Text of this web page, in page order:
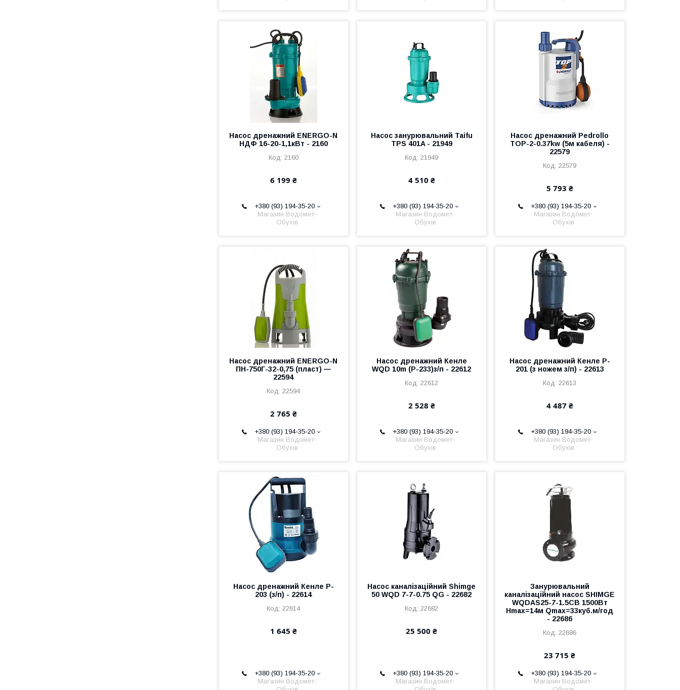
Насос дренажний ENERGO-N
НДФ 16-20-1,1кВт - 2160
2160
6 199 ₴
+380 (93) 194-35-20
Магазин Водомет-
Обухів
Насос занурювальний Taifu
TPS 401A - 21949
21949
4 510 ₴
+380 (93) 194-35-20
Магазин Водомет-
Обухів
Насос дренажний Pedrоllo
TOP-2-0.37kw (5м кабеля) -
22579
22579
5 793 ₴
+380 (93) 194-35-20
Магазин Водомет-
Обухів
Насос дренажний ENERGO-N
ПН-750Г-32-0,75 (пласт) —
22594
22594
2 765 ₴
+380 (93) 194-35-20
Магазин Водомет-
Обухів
Насос дренажний Кенле
WQD 10m (P-233)з/п - 22612
22612
2 528 ₴
+380 (93) 194-35-20
Магазин Водомет-
Обухів
Насос дренажний Кенле P-
201 (з ножем з/п) - 22613
22613
4 487 ₴
+380 (93) 194-35-20
Магазин Водомет-
Обухів
Насос дренажний Кенле P-
203 (з/п) - 22614
22614
1 645 ₴
+380 (93) 194-35-20
Магазин Водомет-
Насос каналізаційний Shimge
50 WQD 7-7-0.75 QG - 22682
22682
25 500 ₴
+380 (93) 194-35-20
Магазин Водомет-
Занурювальний
каналізаційний насос SHIMGE
WQDAS25-7-1.5CB 1500Вт
Hmax=14м Qmax=33куб.м/год
- 22686
22686
23 715 ₴
+380 (93) 194-35-20
Магазин Водомет-